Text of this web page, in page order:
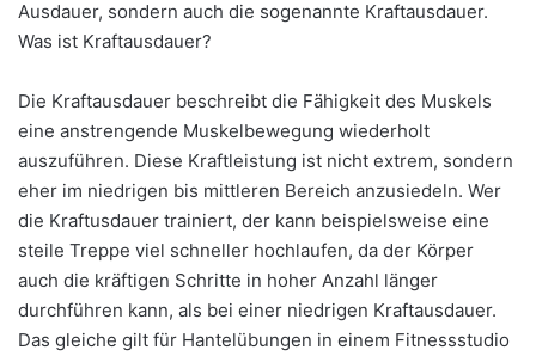
Ausdauer, sondern auch die sogenannte Kraftausdauer.
Was ist Kraftausdauer?
Die Kraftausdauer beschreibt die Fähigkeit des Muskels
eine anstrengende Muskelbewegung wiederholt
auszuführen. Diese Kraftleistung ist nicht extrem, sondern
eher im niedrigen bis mittleren Bereich anzusiedeln. Wer
die Kraftusdauer trainiert, der kann beispielsweise eine
steile Treppe viel schneller hochlaufen, da der Körper
auch die kräftigen Schritte in hoher Anzahl länger
durchführen kann, als bei einer niedrigen Kraftausdauer.
Das gleiche gilt für Hantelübungen in einem Fitnessstudio